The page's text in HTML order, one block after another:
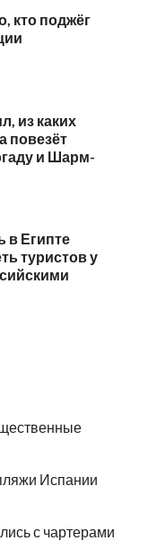
кто поджёг
из каких
повезёт
и Шарм-
в Египте
туристов у
Испании
с чартерами